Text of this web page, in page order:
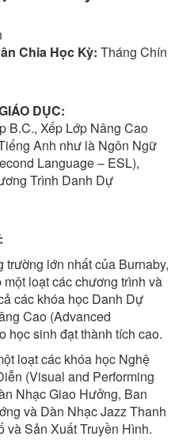
Chia Học Kỳ: Tháng Chín
DỤC:
B.C., Xếp Lớp Nâng Cao
Anh như là Ngôn Ngữ
Language – ESL),
Trình Danh Dự
lớn nhất của Burnaby,
loạt các chương trình và
các khóa học Danh Dự
Cao (Advanced
học sinh đạt thành tích cao.
loạt các khóa học Nghệ
(Visual and Performing
Nhạc Giao Hưởng, Ban
và Dàn Nhạc Jazz Thanh
và Sản Xuất Truyền Hình.